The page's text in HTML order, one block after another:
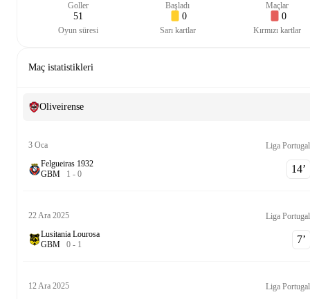
Goller Başladı Maçlar
51
Oyun süresi
0
Sarı kartlar
0
Kırmızı kartlar
Maç istatistikleri
Oliveirense
3 Oca
Liga
Felgueiras 1932
GBM 1 - 0 14‎’‎
22 Ara 2025
Liga
Lusitania Lourosa
GBM 0 - 1 7‎’‎
12 Ara 2025
Liga